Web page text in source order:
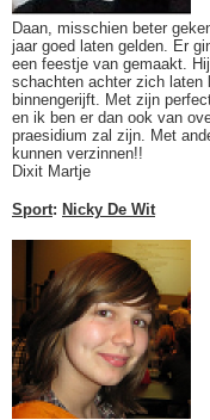
Daan, misschien beter
jaar goed laten gelden. Er
een feestje van gemaakt.
schachten achter zich laten
binnengerijft. Met zijn
en ik ben er dan ook van
praesidium zal zijn. Met
kunnen verzinnen!!
Dixit Martje
Sport: Nicky De Wit